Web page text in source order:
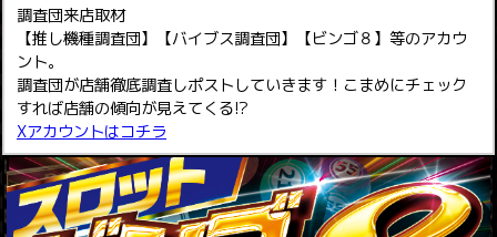
調査団来店取材
【推し機種調査団】【バイブス調査団】【ビンゴ８】等のアカウ
ント。
調査団が店舗徹底調査しポストしていきます！こまめにチェック
すれば店舗の傾向が見えてくる!?
Xアカウントはコチラ